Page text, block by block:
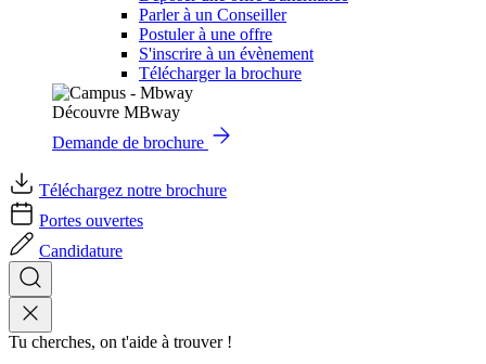
Parler à un Conseiller
Postuler à une offre
S'inscrire à un évènement
Télécharger la brochure
Découvre MBway
Demande de brochure
Téléchargez notre brochure
Portes ouvertes
Candidature
Tu cherches, on t'aide à trouver !